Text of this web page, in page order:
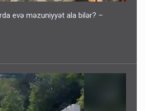
evə məzuniyyət ala bilər? –